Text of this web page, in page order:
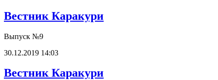
Вестник Каракури
Выпуск №9
30.12.2019 14:03
Вестник Каракури